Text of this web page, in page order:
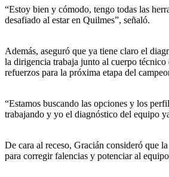
“Estoy bien y cómodo, tengo todas las
desafiado al estar en Quilmes”, señaló.
Además, aseguró que ya tiene claro el
la dirigencia trabaja junto al cuerpo técnico
refuerzos para la próxima etapa del
“Estamos buscando las opciones y los
trabajando y yo el diagnóstico del equipo
De cara al receso, Gracián consideró que
para corregir falencias y potenciar al